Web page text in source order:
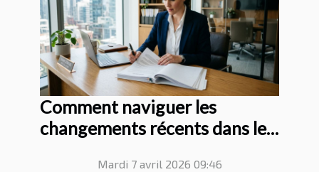
Comment naviguer les
changements récents dans les
Mardi 7 avril 2026 09:46